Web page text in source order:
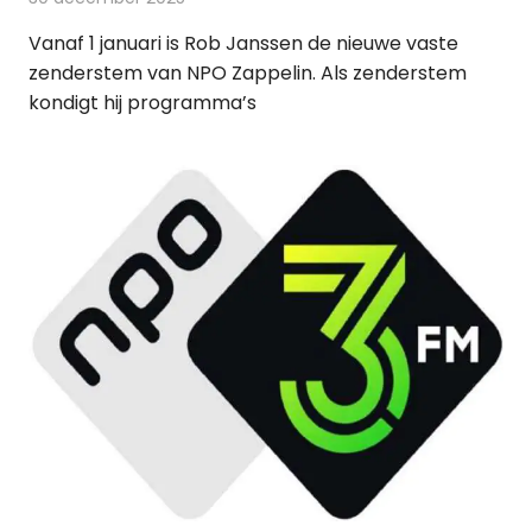
Vanaf 1 januari is Rob Janssen de nieuwe vaste
zenderstem van NPO Zappelin. Als zenderstem
kondigt hij programma’s